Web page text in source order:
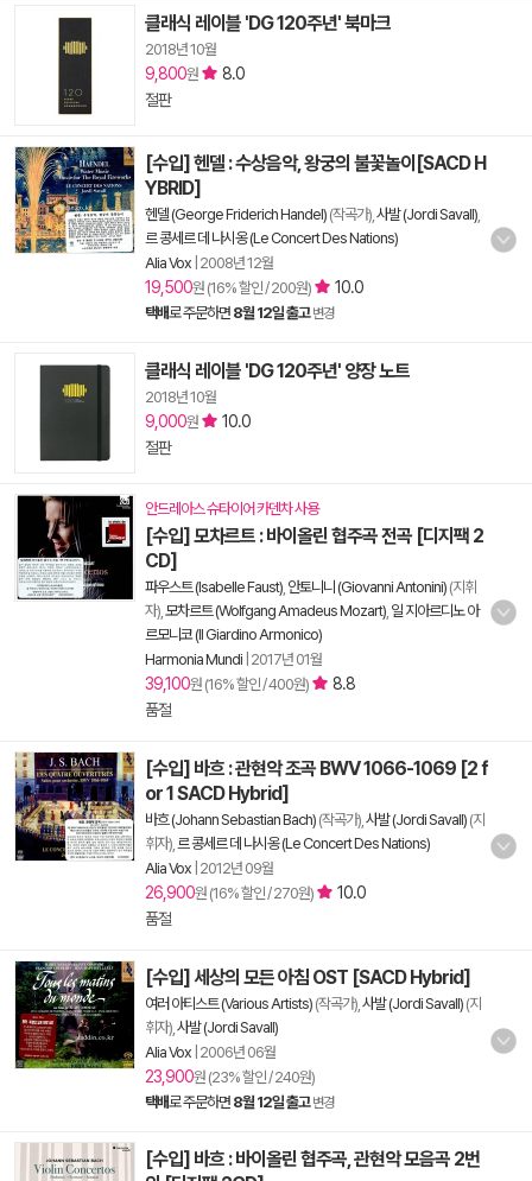
클래식 레이블 'DG 120주년' 북마크
2018년 10월
9,800원
8.0
절판
[수입] 헨델 : 수상음악, 왕궁의 불꽃놀이[SACD H
YBRID]
헨델 (George Friderich Handel) (작곡가), 사발 (Jordi Savall)
르 콩세르 데 나시옹 (Le Concert Des Nations)
Alia Vox 2008년 12월
19,500원 (16% 할인 / 200원) 10.0
택배로 주문하면 8월 12일 출고 변경
클래식 레이블 'DG 120주년' 양장 노트
2018년 10월
9,000원
10.0
절판
안드레아스 슈타이어 카덴차 사용
[수입] 모차르트 : 바이올린 협주곡 전곡 [디지팩 2
CD]
파우스트 (Isabelle Faust) 안토니니 (Giovanni Antonini) (지휘
자), 모차르트 (Wolfgang Amadeus Mozart) 일 지아르디노 아
르모니코 (Il Giardino Armonico)
Harmonia Mundi 2017년 01월
39,100원 (16% 할인 / 400원)
8.8
품절
[수입] 바흐 : 관현악 조곡 BWV 1066-1069 [2 f
or 1 SACD Hybrid]
바흐 (Johann Sebastian Bach) (작곡가), 사발 (Jordi Savall) (지
휘자), 르 콩세르 데 나시옹 (Le Concert Des Nations)
Alia Vox 2012년 09월
26,900원 (16% 할인 / 270원)
10.0
품절
[수입] 세상의 모든 아침 OST [SACD Hybrid]
여러 아티스트 (Various Artists) (작곡가), 사발 (Jordi Savall) (지
휘자), 사발 (Jordi Savall)
Alia Vox 2006년 06월
23,900원 (23% 할인 / 240원)
택배로 주문하면 8월 12일 출고 변경
[수입] 바흐 : 바이올린 협주곡, 관현악 모음곡 2번